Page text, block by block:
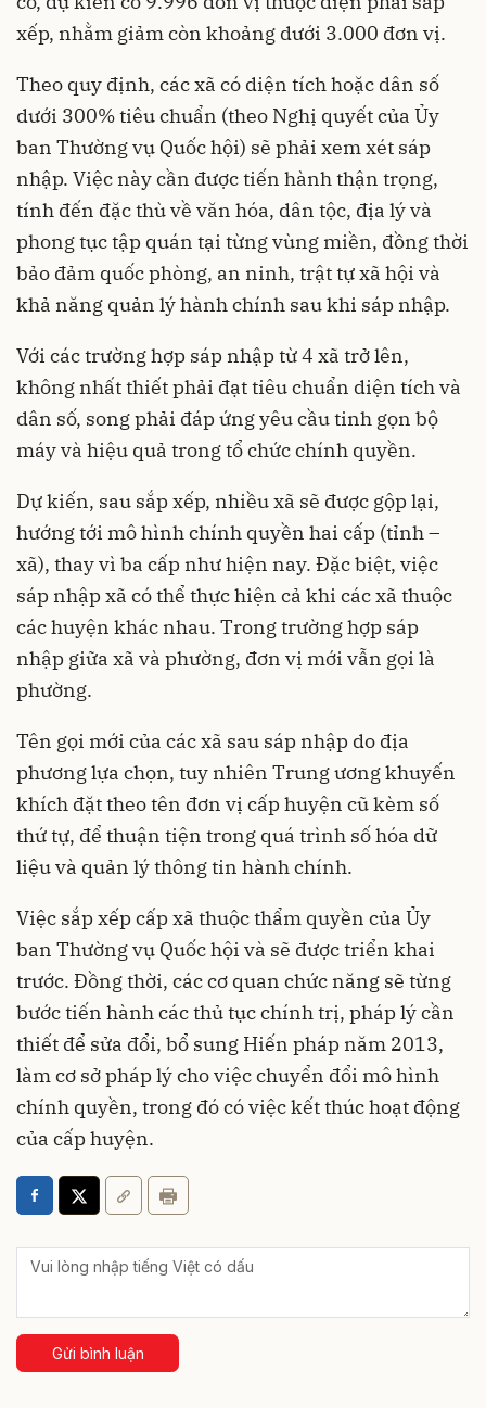
xếp, nhằm giảm còn khoảng dưới 3.000 đơn vị.
Theo quy định, các xã có diện tích hoặc dân số
dưới 300% tiêu chuẩn (theo Nghị quyết của Ủy
ban Thường vụ Quốc hội) sẽ phải xem xét sáp
nhập. Việc này cần được tiến hành thận trọng,
tính đến đặc thù về văn hóa, dân tộc, địa lý và
phong tục tập quán tại từng vùng miền, đồng thời
bảo đảm quốc phòng, an ninh, trật tự xã hội và
khả năng quản lý hành chính sau khi sáp nhập.
Với các trường hợp sáp nhập từ 4 xã trở lên,
không nhất thiết phải đạt tiêu chuẩn diện tích và
dân số, song phải đáp ứng yêu cầu tinh gọn bộ
máy và hiệu quả trong tổ chức chính quyền.
Dự kiến, sau sắp xếp, nhiều xã sẽ được gộp lại,
hướng tới mô hình chính quyền hai cấp (tỉnh –
xã), thay vì ba cấp như hiện nay. Đặc biệt, việc
sáp nhập xã có thể thực hiện cả khi các xã thuộc
các huyện khác nhau. Trong trường hợp sáp
nhập giữa xã và phường, đơn vị mới vẫn gọi là
phường.
Tên gọi mới của các xã sau sáp nhập do địa
phương lựa chọn, tuy nhiên Trung ương khuyến
khích đặt theo tên đơn vị cấp huyện cũ kèm số
thứ tự, để thuận tiện trong quá trình số hóa dữ
liệu và quản lý thông tin hành chính.
Việc sắp xếp cấp xã thuộc thẩm quyền của Ủy
ban Thường vụ Quốc hội và sẽ được triển khai
trước. Đồng thời, các cơ quan chức năng sẽ từng
bước tiến hành các thủ tục chính trị, pháp lý cần
thiết để sửa đổi, bổ sung Hiến pháp năm 2013,
làm cơ sở pháp lý cho việc chuyển đổi mô hình
chính quyền, trong đó có việc kết thúc hoạt động
của cấp huyện.
Gửi bình luận